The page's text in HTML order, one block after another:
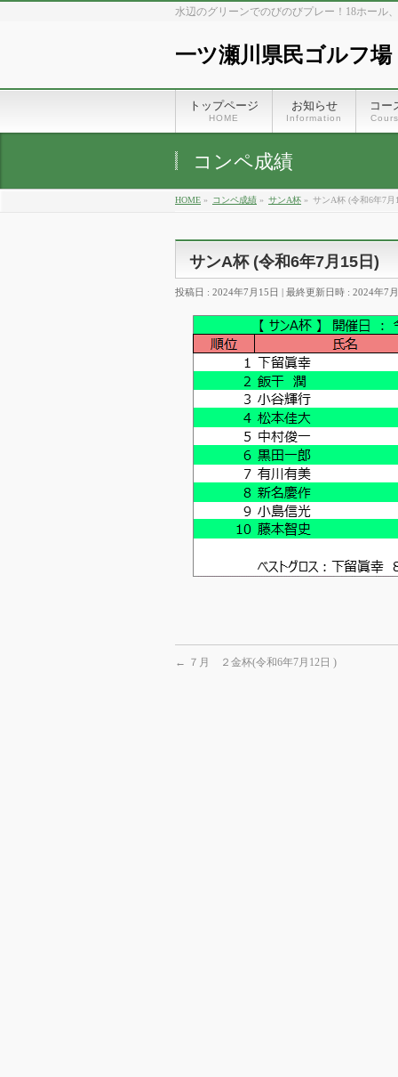
水辺のグリーンでのびのびプレー！18ホール
一ツ瀬川県民ゴルフ場
トップページ
HOME
お知らせ
Information
コー
コンペ成績
HOME » コンペ成績 » サンA杯 » サンA杯 (令和6年7月
サンA杯 (令和6年7月15日)
投稿日 : 2024年7月15日 最終更新日時 : 2024年7
← ７月 ２金杯(令和6年7月12日 )